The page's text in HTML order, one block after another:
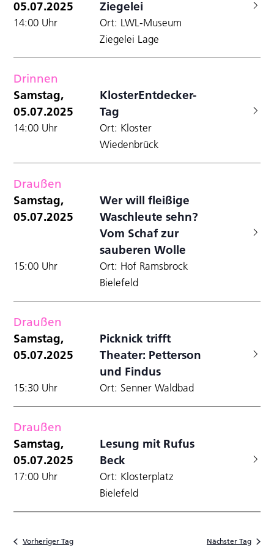
05.07.2025 Ziegelei
14:00 Uhr
Ort: LWL-Museum
Ziegelei Lage
Drinnen
Samstag,
05.07.2025
KlosterEntdecker-
Tag
14:00 Uhr
Ort: Kloster
Wiedenbrück
Draußen
Samstag,
05.07.2025
Wer will fleißige
Waschleute sehn?
Vom Schaf zur
sauberen Wolle
15:00 Uhr
Ort: Hof Ramsbrock
Bielefeld
Draußen
Samstag,
05.07.2025
Picknick trifft
Theater: Petterson
und Findus
15:30 Uhr Ort: Senner Waldbad
Draußen
Samstag,
05.07.2025
Lesung mit Rufus
Beck
17:00 Uhr
Ort: Klosterplatz
Bielefeld
Vorheriger Tag Nächster Tag